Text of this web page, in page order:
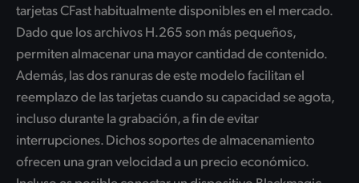
tarjetas CFast habitualmente disponibles en el mercado.
Dado que los archivos H.265 son más pequeños,
permiten almacenar una mayor cantidad de contenido.
Además, las dos ranuras de este modelo facilitan el
reemplazo de las tarjetas cuando su capacidad se agota,
incluso durante la grabación, a fin de evitar
interrupciones. Dichos soportes de almacenamiento
ofrecen una gran velocidad a un precio económico.